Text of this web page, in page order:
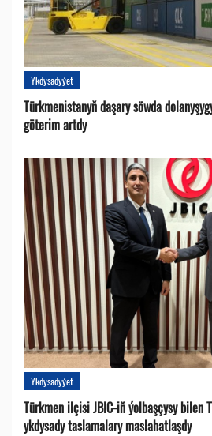
Ykdysadyýet
Türkmenistanyň daşary söwda
göterim artdy
Ykdysadyýet
Türkmen ilçisi JBIC-iň ýolbaşçysy bilen
ykdysady taslamalary maslahatlaşdy